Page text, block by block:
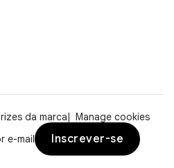
da marca
Manage cookies
e-mail
Inscrever-se